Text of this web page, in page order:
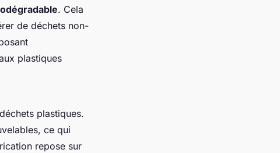
. Cela
de déchets non-
plastiques
plastiques.
ce qui
repose sur